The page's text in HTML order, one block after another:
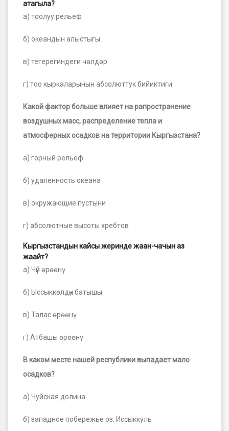
атагыла?
а) тоолуу рельеф
б) океандын алыстыгы
в) тегерегиндеги чөлдөр
г) тоо кыркаларынын абсолюттук бийиктиги
Какой фактор больше влияет на рапространение
воздушных масс, распределение тепла и
атмосферных осадков на территории Кыргызстана?
а) горный рельеф
б) удаленность океана
в) окружающие пустыни
г) абсолютные высоты хребтов
Кыргызстандын кайсы жеринде жаан-чачын аз
жаайт?
а) Чүй өрөөнү
б) Ыссыккөлдүн батышы
в) Талас өрөөнү
г) Атбашы өрөөнү
В каком месте нашей республики выпадает мало
осадков?
а) Чуйская долина
б) западное побережье оз. Иссыккуль